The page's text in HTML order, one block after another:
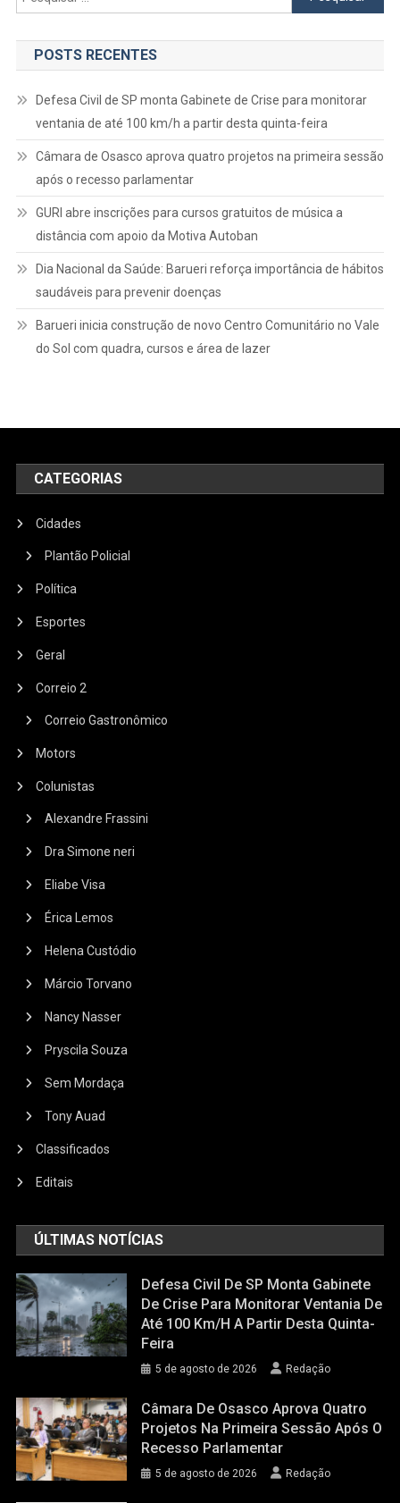
por:
POSTS RECENTES
Defesa Civil de SP monta Gabinete de Crise para monitorar
ventania de até 100 km/h a partir desta quinta-feira
Câmara de Osasco aprova quatro projetos na primeira sessão
após o recesso parlamentar
GURI abre inscrições para cursos gratuitos de música a
distância com apoio da Motiva Autoban
Dia Nacional da Saúde: Barueri reforça importância de hábitos
saudáveis para prevenir doenças
Barueri inicia construção de novo Centro Comunitário no Vale
do Sol com quadra, cursos e área de lazer
CATEGORIAS
Cidades
Plantão Policial
Política
Esportes
Geral
Correio 2
Correio Gastronômico
Motors
Colunistas
Alexandre Frassini
Dra Simone neri
Eliabe Visa
Érica Lemos
Helena Custódio
Márcio Torvano
Nancy Nasser
Pryscila Souza
Sem Mordaça
Tony Auad
Classificados
Editais
ÚLTIMAS NOTÍCIAS
Defesa Civil De SP Monta Gabinete
De Crise Para Monitorar Ventania De
Até 100 Km/h A Partir Desta Quinta-
Feira
5 de agosto de 2026 Redação
Câmara De Osasco Aprova Quatro
Projetos Na Primeira Sessão Após O
Recesso Parlamentar
5 de agosto de 2026 Redação